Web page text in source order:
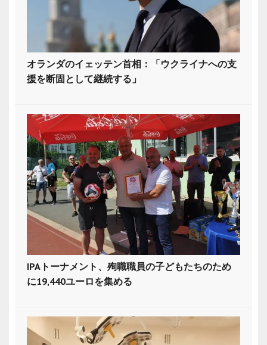
オランダのイェッテン首相：「ウクライナへの支
援を断固として継続する」
IPAトーナメント、殉職職員の子どもたちのため
に19,440ユーロを集める